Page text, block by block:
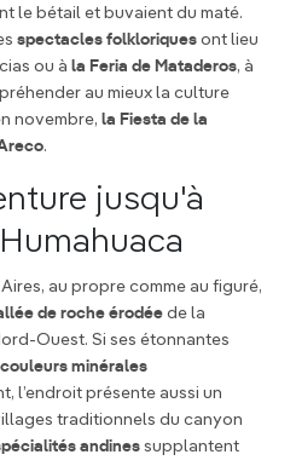
le bétail et buvaient du maté.
spectacles folkloriques ont lieu
ou à la Feria de Mataderos, à
au mieux la culture
novembre, la Fiesta de la
.
jusqu'à
au propre comme au figuré,
de roche érodée de la
Ouest. Si ses étonnantes
minérales
l’endroit présente aussi un
traditionnels du canyon
andines supplantent